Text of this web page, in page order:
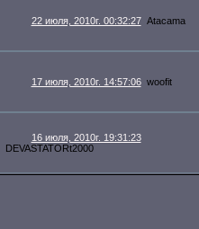
22 июля, 2010г. 00:32:27 Atacama
17 июля, 2010г. 14:57:06 woofit
16 июля, 2010г. 19:31:23
DEVASTATORt2000